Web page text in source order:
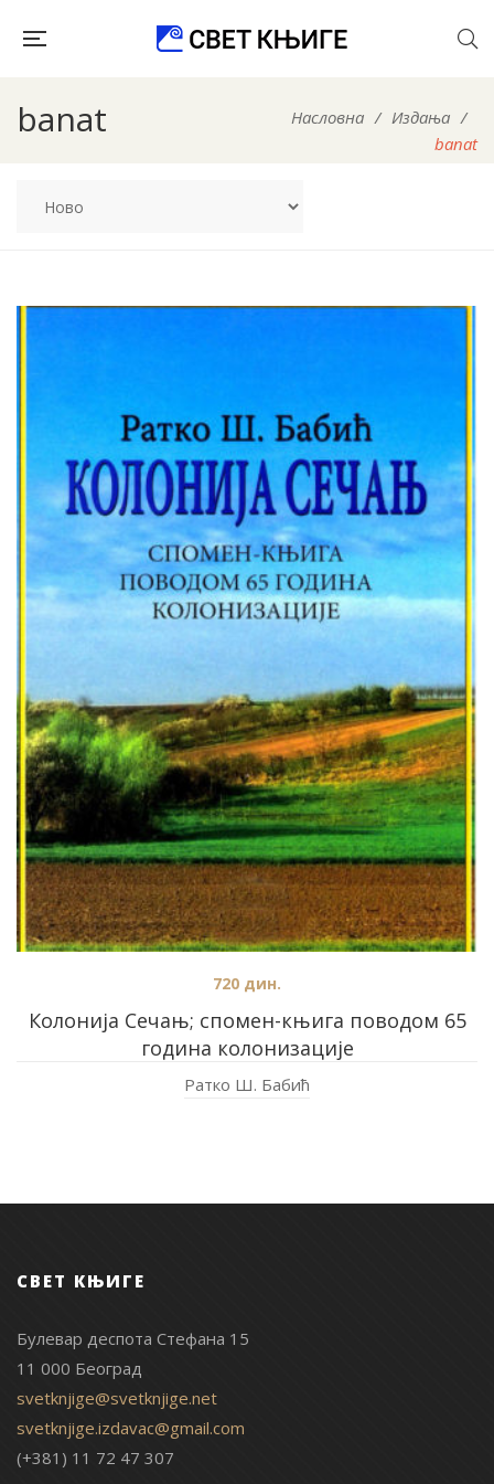
banat Насловна / Издања /
banat
Колонија Сечањ; спомен-књига поводом 65
година колонизације
720 дин.
Ратко Ш. Бабић
СВЕТ КЊИГЕ
Булевар деспота Стефана 15
11 000 Београд
svetknjige@svetknjige.net
svetknjige.izdavac@gmail.com
(+381) 11 72 47 307